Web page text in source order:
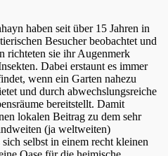
haben seit über 15 Jahren in
Besucher beobachtet und
richteten sie ihr Augenmerk
Dabei erstaunt es immer
wenn ein Garten nahezu
und durch abwechslungsreiche
bereitstellt. Damit
lokalen Beitrag zu dem sehr
(ja weltweiten)
selbst in einem recht kleinen